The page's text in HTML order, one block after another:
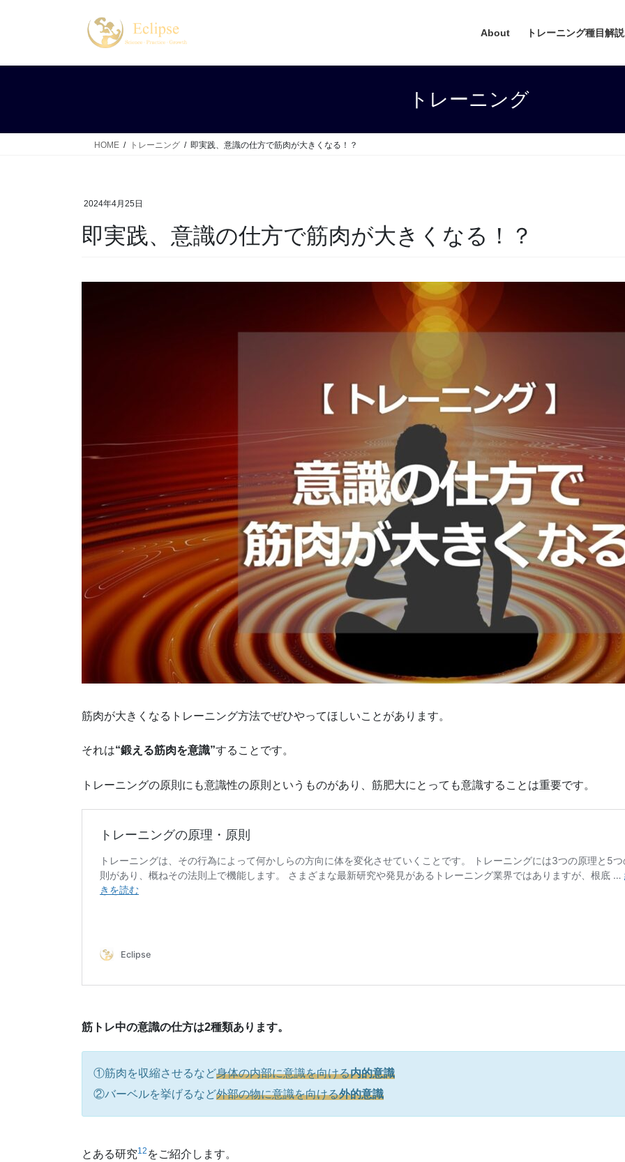
About トレーニング種目解説
トレーニング
HOME トレーニング 即実践、意識の仕方で筋肉が大きくなる！？
2024年4月25日
即実践、意識の仕方で筋肉が大きくなる！？
筋肉が大きくなるトレーニング方法でぜひやってほしいことがあります。
それは“鍛える筋肉を意識”することです。
トレーニングの原則にも意識性の原則というものがあり、筋肥大にとっても意識することは重要です。
筋トレ中の意識の仕方は2種類あります。
①筋肉を収縮させるなど身体の内部に意識を向ける内的意識
②バーベルを挙げるなど外部の物に意識を向ける外的意識
とある研究1 2 をご紹介します。